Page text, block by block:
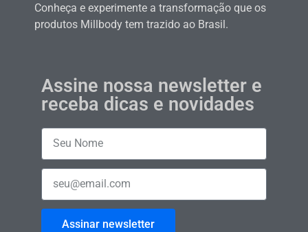
Conheça e experimente a transformação que os
produtos Millbody tem trazido ao Brasil.
Assine nossa newsletter e
receba dicas e novidades
Assinar newsletter